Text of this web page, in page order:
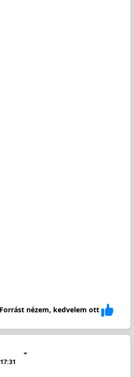
Forrást nézem, kedvelem ott